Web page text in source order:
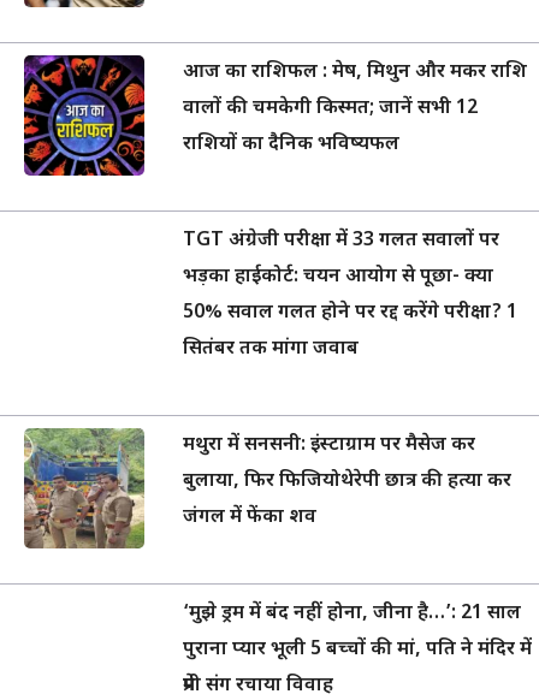
आज का राशिफल : मेष, मिथुन और मकर राशि
वालों की चमकेगी किस्मत; जानें सभी 12
राशियों का दैनिक भविष्यफल
TGT अंग्रेजी परीक्षा में 33 गलत सवालों पर
भड़का हाईकोर्ट: चयन आयोग से पूछा- क्या
50% सवाल गलत होने पर रद्द करेंगे परीक्षा? 1
सितंबर तक मांगा जवाब
मथुरा में सनसनी: इंस्टाग्राम पर मैसेज कर
बुलाया, फिर फिजियोथेरेपी छात्र की हत्या कर
जंगल में फेंका शव
‘मुझे ड्रम में बंद नहीं होना, जीना है…’: 21 साल
पुराना प्यार भूली 5 बच्चों की मां, पति ने मंदिर में
प्रेमी संग रचाया विवाह